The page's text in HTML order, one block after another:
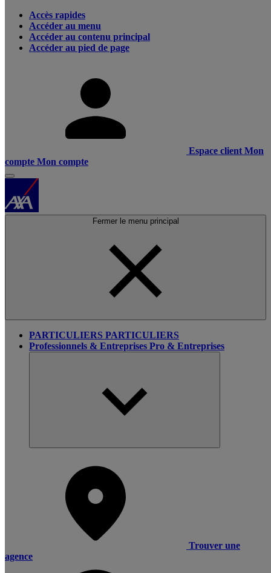
Accès rapides
Accéder au menu
Accéder au contenu principal
Accéder au pied de page
Espace client Mon
compte Mon compte
Fermer le menu principal
PARTICULIERS PARTICULIERS
Professionnels & Entreprises Pro & Entreprises
Trouver une
agence